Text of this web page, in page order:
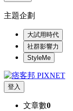
主題企劃
大試用時代
社群影響力
StyleMe
登入
文章數0